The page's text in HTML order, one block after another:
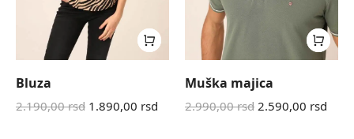
Bluza
2.190,00rsd 1.890,00 rsd
Muška majica
2.990,00rsd 2.590,00 rsd